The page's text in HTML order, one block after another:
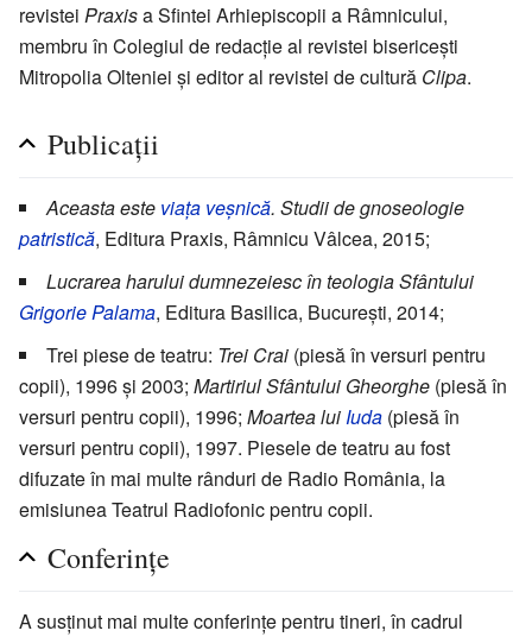
revistei Praxisa Sfintei Arhiepiscopii a Râmnicului,
membru în Colegiul de redacție al revistei bisericești
Mitropolia Olteniei și editor al revistei de cultură Clipa.
Publicații
Aceasta este viața veșnică. Studii de gnoseologie
patristică, Editura Praxis, Râmnicu Vâlcea, 2015;
Lucrarea harului dumnezeiesc în teologia Sfântului
Grigorie Palama, Editura Basilica, București, 2014;
Trei piese de teatru: Trei Crai (piesă în versuri pentru
copii), 1996 și 2003; Martiriul Sfântului Gheorghe (piesă în
versuri pentru copii), 1996; Moartea luiIuda (piesă în
versuri pentru copii), 1997. Piesele de teatru au fost
difuzate în mai multe rânduri de Radio România, la
emisiunea Teatrul Radiofonic pentru copii.
Conferințe
A susținut mai multe conferințe pentru tineri, în cadrul